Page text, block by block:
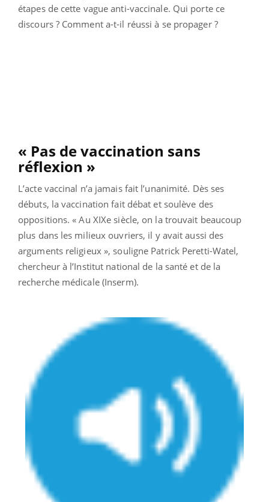
étapes de cette vague anti-vaccinale. Qui porte ce
discours ? Comment a-t-il réussi à se propager ?
« Pas de vaccination sans
réflexion »
L’acte vaccinal n’a jamais fait l’unanimité. Dès ses
débuts, la vaccination fait débat et soulève des
oppositions. « Au XIXe siècle, on la trouvait beaucoup
plus dans les milieux ouvriers, il y avait aussi des
arguments religieux », souligne Patrick Peretti-Watel,
chercheur à l’Institut national de la santé et de la
recherche médicale (Inserm).